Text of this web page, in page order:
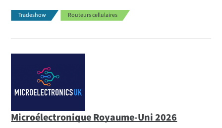
Tradeshow Routeurs cellulaires
Microélectronique Royaume-Uni 2026